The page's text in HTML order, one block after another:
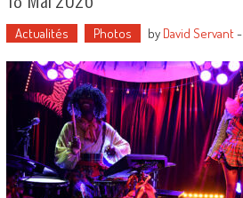
Actualités Photos by David Servant-